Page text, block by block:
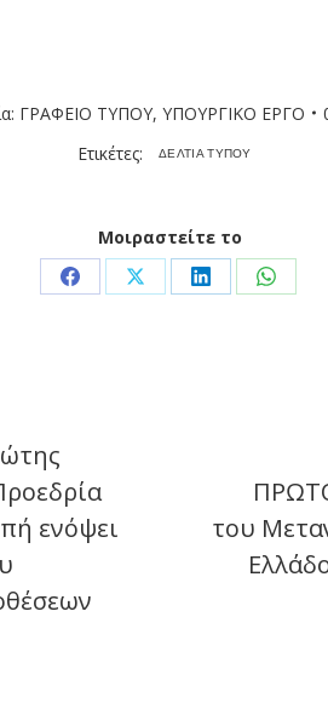
ΓΡΑΦΕΙΟ ΤΥΠΟΥ, ΥΠΟΥΡΓΙΚΟ ΕΡΓΟ
Ετικέτες:
ΔΕΛΤΙΑ ΤΥΠΟΥ
Μοιραστείτε το
Share Share Share Share
ενόψει
Next
του